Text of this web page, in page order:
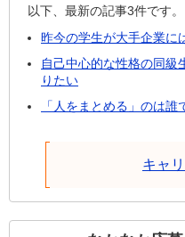
以下、最新の記事3件です。
昨今の学生が大手企業に
自己中心的な性格の同級
りたい
「人をまとめる」のは誰
キャ